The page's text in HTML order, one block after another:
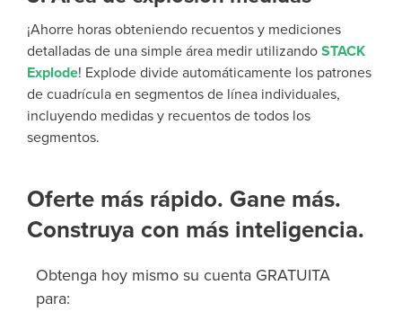
¡Ahorre horas obteniendo recuentos y mediciones
detalladas de una simple área medir utilizando STACK
Explode! Explode divide automáticamente los patrones
de cuadrícula en segmentos de línea individuales,
incluyendo medidas y recuentos de todos los
segmentos.
Oferte más rápido. Gane más.
Construya con más inteligencia.
Obtenga hoy mismo su cuenta GRATUITA
para: